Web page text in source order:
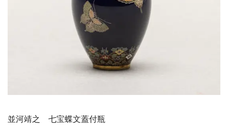
並河靖之 七宝蝶文蓋付瓶